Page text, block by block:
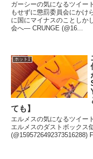
ガーシーの気になるツイー
もせずに懲罰委員会にかけ
に国にマイナスのことしか
会へ— CRUNGE (@16...
ホット1
ても】
エルメスの気になるツイー
エルメスのダストボックス
(@1595726492373516288)